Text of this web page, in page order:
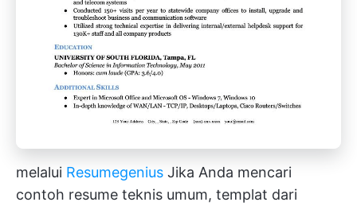
melalui Resumegenius Jika Anda mencari
contoh resume teknis umum, templat dari